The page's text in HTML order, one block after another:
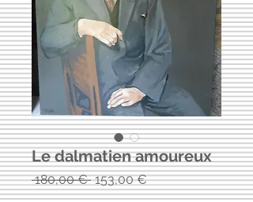
Le dalmatien amoureux
180,00 € Prix
original
153,00 €Prix
promotionnel